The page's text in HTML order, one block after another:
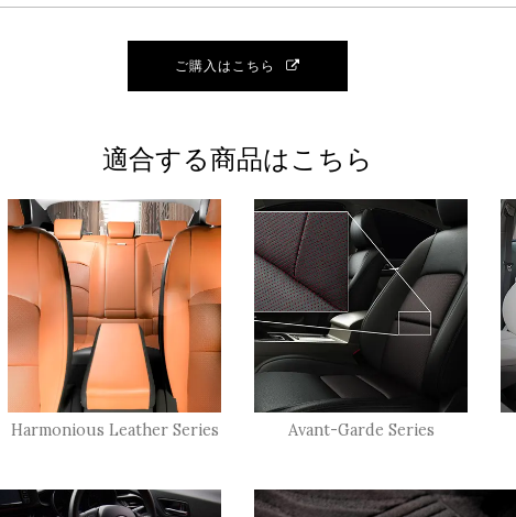
ご購入はこちら
適合する商品はこちら
Harmonious Leather Series Avant-Garde Series